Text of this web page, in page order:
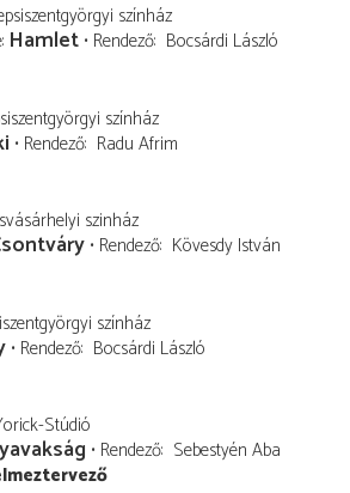
színház
Hamlet Rendező Bocsárdi László
színház
Rendező Radu Afrim
szinház
Rendező Kövesdy István
színház
Rendező Bocsárdi László
Stúdió
Rendező Sebestyén Aba